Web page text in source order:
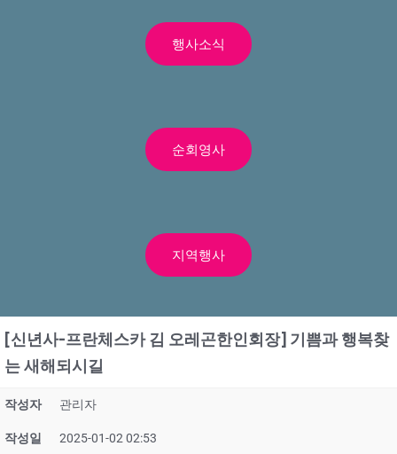
행사소식
순회영사
지역행사
[신년사-프란체스카 김 오레곤한인회장] 기쁨과 행복찾
는 새해되시길
작성자 관리자
작성일 2025-01-02 02:53